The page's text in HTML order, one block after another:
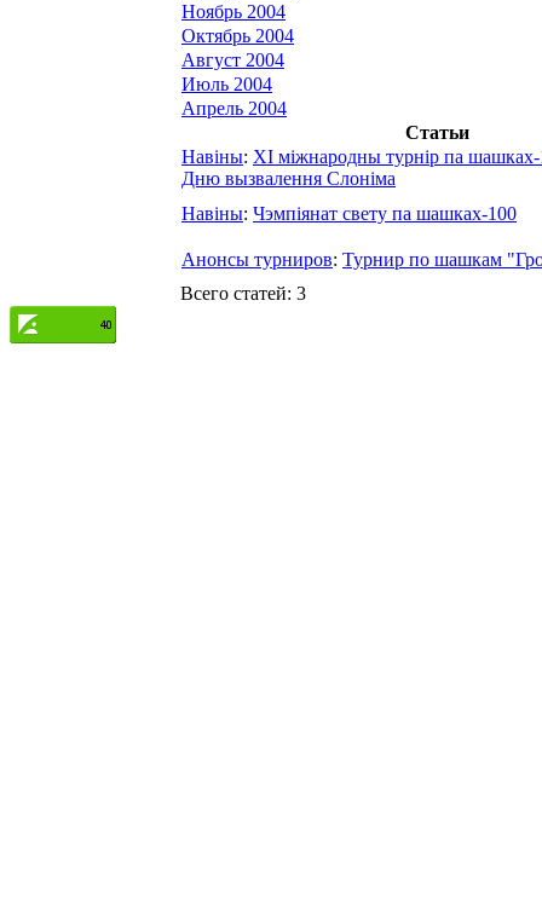
Ноябрь 2004
Октябрь 2004
Август 2004
Июль 2004
Апрель 2004
Статьи
Навіны: ХІ міжнародны турнір па
Дню вызвалення Слоніма
Навіны: Чэмпіянат свету па шашках-100
Анонсы турниров: Турнир по шашкам
Всего статей: 3